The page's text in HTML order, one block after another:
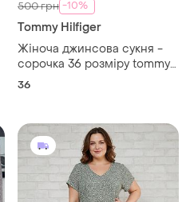
500 грн -10%
Tommy Hilfiger
Жіноча джинсова сукня -
сорочка 36 розміру tommy
hilfiger
36